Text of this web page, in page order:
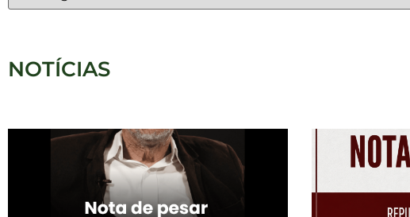
NOTÍCIAS